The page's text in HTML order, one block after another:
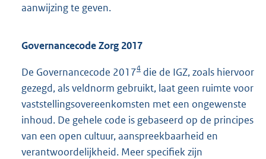
aanwijzing te geven.
Governancecode Zorg 2017
De Governancecode 20174 die de IGZ, zoals hiervoor
gezegd, als veldnorm gebruikt, laat geen ruimte voor
vaststellingsovereenkomsten met een ongewenste
inhoud. De gehele code is gebaseerd op de principes
van een open cultuur, aanspreekbaarheid en
verantwoordelijkheid. Meer specifiek zijn